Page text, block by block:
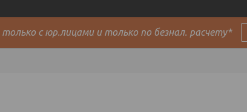
с юр.лицами и только по безнал. расчету*